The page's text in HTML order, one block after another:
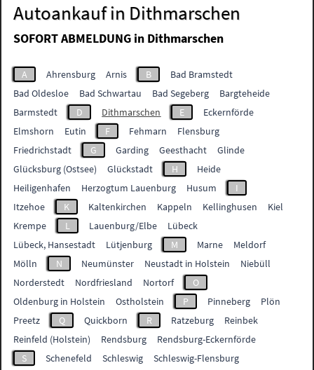
Autoankauf in Dithmarschen
SOFORT ABMELDUNG in Dithmarschen
A Ahrensburg Arnis B
Bad Bramstedt
Bad Oldesloe
Bad Schwartau Bad Segeberg
Bargteheide
Barmstedt
D Dithmarschen E
Eckernförde
Elmshorn
Eutin F Fehmarn
Flensburg
Friedrichstadt
G Garding Geesthacht
Glinde
Glücksburg (Ostsee)
Glückstadt H
Heide
Heiligenhafen
Herzogtum Lauenburg Husum
I
Itzehoe
K Kaltenkirchen Kappeln Kellinghusen
Kiel
Krempe
L Lauenburg/Elbe
Lübeck
Lübeck, Hansestadt
Lütjenburg M Marne
Meldorf
Mölln
N Neumünster Neustadt in Holstein
Niebüll
Norderstedt
Nordfriesland Nortorf
O
Oldenburg in Holstein
Ostholstein P Pinneberg
Plön
Preetz
Q Quickborn R Ratzeburg
Reinbek
Reinfeld (Holstein)
Rendsburg
Rendsburg-Eckernförde
S
Schenefeld Schleswig
Schleswig-Flensburg